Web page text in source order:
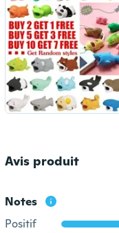
Avis produit
Notes
Positif